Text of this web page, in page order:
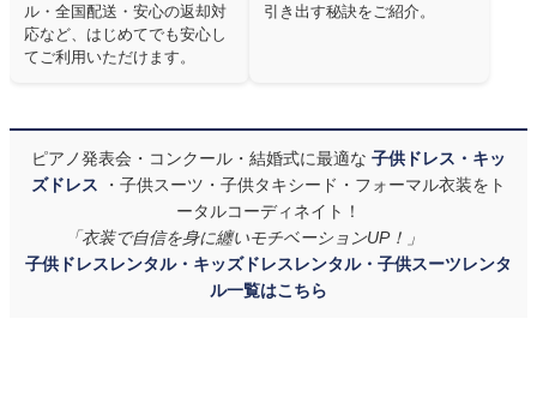
ル・全国配送・安心の返却対
応など、はじめてでも安心し
てご利用いただけます。
引き出す秘訣をご紹介。
ピアノ発表会・コンクール・結婚式に最適な 子供ドレス・キッ
ズドレス
・子供スーツ・子供タキシード・フォーマル衣装をト
ータルコーディネイト！
「衣装で自信を身に纏いモチベーションUP！」
子供ドレスレンタル・キッズドレスレンタル・子供スーツレンタ
ル一覧はこちら